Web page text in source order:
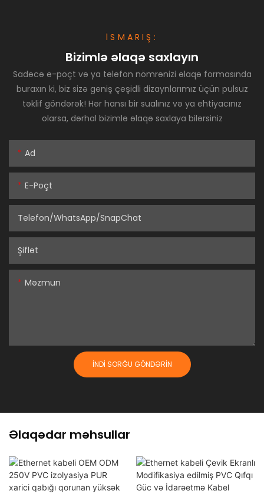
İSMARIŞ:
Bizimlə əlaqə saxlayın
Sadəcə e-poçt və ya telefon nömrənizi əlaqə formasında
buraxın ki, biz sizə geniş çeşidli dizaynlarımız üçün pulsuz
təklif göndərək! Hər hansı bir sualınız və ya ehtiyacınız
olarsa, dərhal bizimlə əlaqə saxlaya bilərsiniz
Ad
E-Poçt
Telefon/WhatsApp/SnapChat
Şiflət
Məzmun
İNDI SORĞU GÖNDƏRIN
Əlaqədar məhsullar